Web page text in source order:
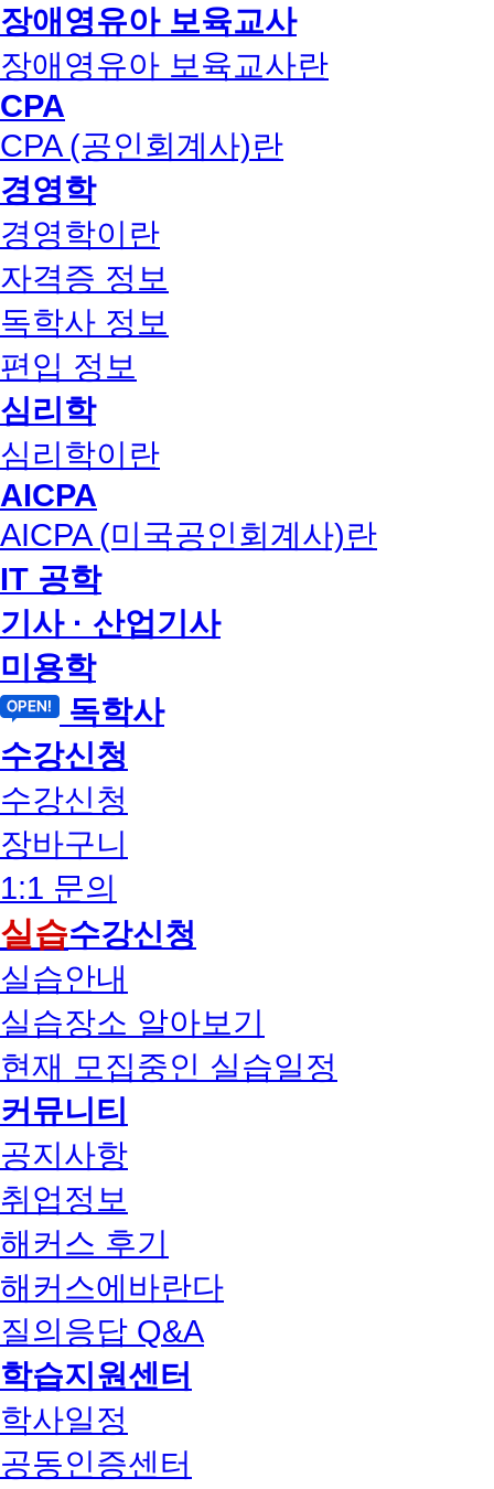
장애영유아 보육교사
장애영유아 보육교사란
CPA
CPA (공인회계사)란
경영학
경영학이란
자격증 정보
독학사 정보
편입 정보
심리학
심리학이란
AICPA
AICPA (미국공인회계사)란
IT 공학
기사 · 산업기사
미용학
독학사
수강신청
수강신청
장바구니
1:1 문의
실습수강신청
실습안내
실습장소 알아보기
현재 모집중인 실습일정
커뮤니티
공지사항
취업정보
해커스 후기
해커스에바란다
질의응답 Q&A
학습지원센터
학사일정
공동인증센터